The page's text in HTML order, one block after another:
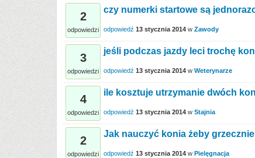
2
odpowiedzi
czy numerki startowe są
odpowiedź 13 stycznia 2014 w Zawody
3
odpowiedzi
jeśli podczas jazdy leci trochę
odpowiedź 13 stycznia 2014 w Weterynarze
4
odpowiedzi
ile kosztuje utrzymanie dwóch
odpowiedź 13 stycznia 2014 w Stajnia
2
odpowiedzi
Jak nauczyć konia żeby
odpowiedź 13 stycznia 2014 w Pielęgnacja